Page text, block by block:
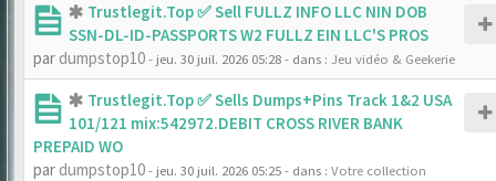
Trustlegit.Top ✅ Sell FULLZ INFO LLC NIN DOB
SSN-DL-ID-PASSPORTS W2 FULLZ EIN LLC'S PROS
par dumpstop10- jeu. 30 juil. 2026 05:28- dans : Jeu vidéo & Geekerie
Trustlegit.Top ✅ Sells Dumps+Pins Track 1&2 USA
101/121 mix:542972.DEBIT CROSS RIVER BANK
PREPAID WO
par dumpstop10- jeu. 30 juil. 2026 05:25- dans : Votre collection